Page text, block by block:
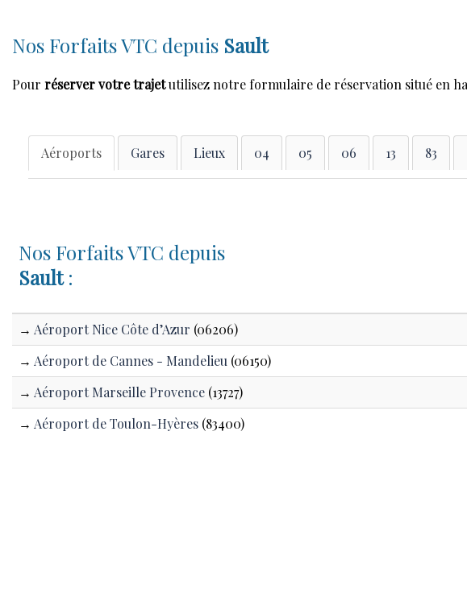
Nos Forfaits VTC depuis Sault
Pour réserver votre trajetutilisez notre formulaire de réservation situé en
Aéroports Gares Lieux 04 05 06 13 83
Nos Forfaits VTC depuis
Sault:
→ Aéroport Nice Côte d’Azur (06206)
→ Aéroport de Cannes - Mandelieu (06150)
→ Aéroport Marseille Provence (13727)
→ Aéroport de Toulon-Hyères (83400)